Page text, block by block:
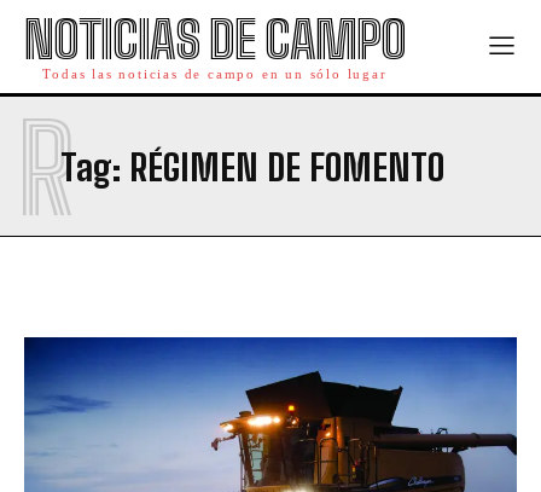
NOTICIAS DE CAMPO
Todas las noticias de campo en un sólo lugar
Tag: RÉGIMEN DE FOMENTO
R